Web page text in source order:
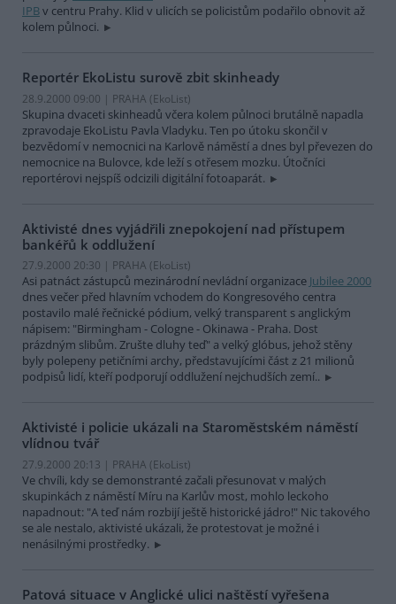
IPBv centru Prahy. Klid v ulicích se policistům podařilo obnovit až
kolem půlnoci.
Reportér EkoListu surově zbit skinheady
28.9.2000 09:00 | PRAHA (EkoList)
Skupina dvaceti skinheadů včera kolem půlnoci brutálně napadla
zpravodaje EkoListu Pavla Vladyku. Ten po útoku skončil v
bezvědomí v nemocnici na Karlově náměstí a dnes byl převezen do
nemocnice na Bulovce, kde leží s otřesem mozku. Útočníci
reportérovi nejspíš odcizili digitální fotoaparát.
Aktivisté dnes vyjádřili znepokojení nad přístupem
bankéřů k oddlužení
27.9.2000 20:30 | PRAHA (EkoList)
Asi patnáct zástupců mezinárodní nevládní organizace Jubilee 2000
dnes večer před hlavním vchodem do Kongresového centra
postavilo malé řečnické pódium, velký transparent s anglickým
nápisem: "Birmingham - Cologne - Okinawa - Praha. Dost
prázdným slibům. Zrušte dluhy teď" a velký glóbus, jehož stěny
byly polepeny petičními archy, představujícími část z 21 milionů
podpisů lidí, kteří podporují oddlužení nejchudších zemí..
Aktivisté i policie ukázali na Staroměstském náměstí
vlídnou tvář
27.9.2000 20:13 | PRAHA (EkoList)
Ve chvíli, kdy se demonstranté začali přesunovat v malých
skupinkách z náměstí Míru na Karlův most, mohlo leckoho
napadnout: "A teď nám rozbijí ještě historické jádro!" Nic takového
se ale nestalo, aktivisté ukázali, že protestovat je možné i
nenásilnými prostředky.
Patová situace v Anglické ulici naštěstí vyřešena